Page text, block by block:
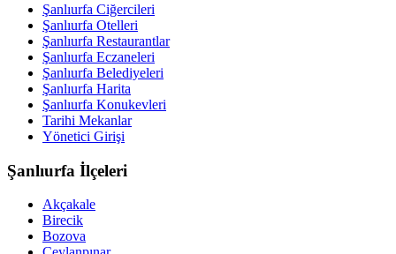
Şanlıurfa Ciğercileri
Şanlıurfa Otelleri
Şanlıurfa Restaurantlar
Şanlıurfa Eczaneleri
Şanlıurfa Belediyeleri
Şanlıurfa Harita
Şanlıurfa Konukevleri
Tarihi Mekanlar
Yönetici Girişi
Şanlıurfa İlçeleri
Akçakale
Birecik
Bozova